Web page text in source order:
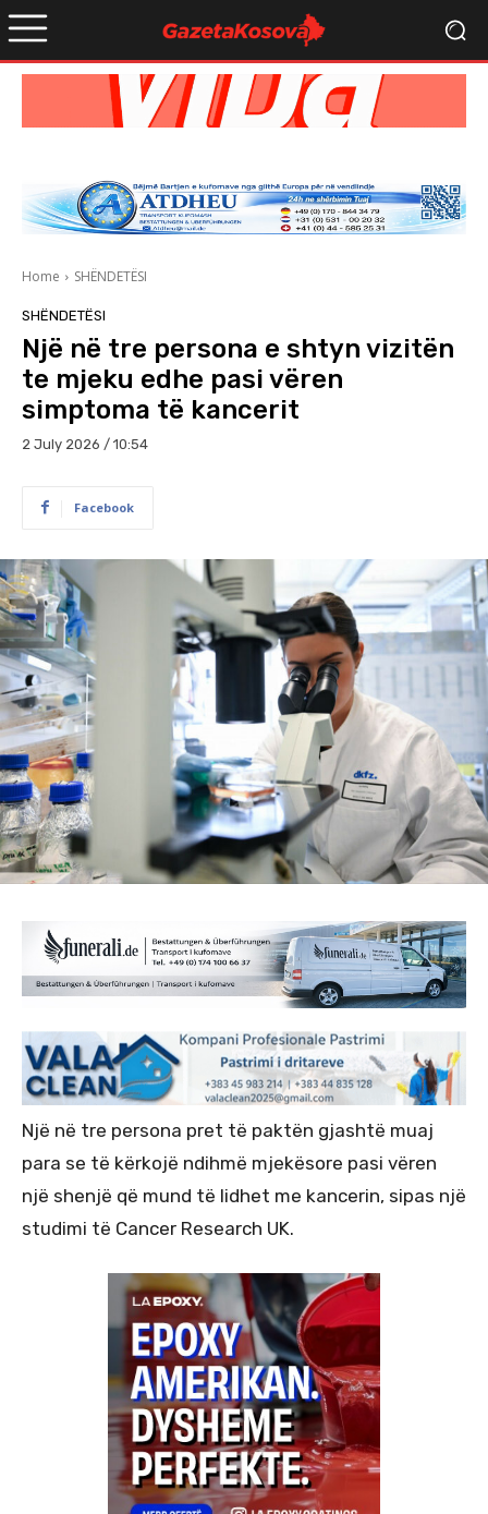
Home SHËNDETËSI
SHËNDETËSI
Një në tre persona e shtyn vizitën
te mjeku edhe pasi vëren
simptoma të kancerit
2 July 2026 / 10:54
Facebook
Një në tre persona pret të paktën gjashtë muaj
para se të kërkojë ndihmë mjekësore pasi vëren
një shenjë që mund të lidhet me kancerin, sipas një
studimi të Cancer Research UK.